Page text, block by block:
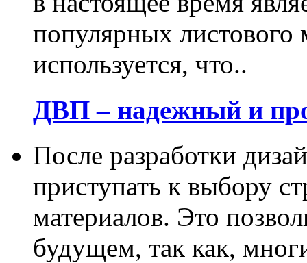
популярных листового
используется, что..
ДВП – надежный и
После разработки
приступать к выбору
материалов. Это
будущем, так как,